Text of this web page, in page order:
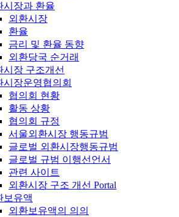
시장과 환율
외환시장
환율
금리 및 환율 동향
외환당국 순거래
시장 구조개선
시장운영협의회
협의회 현황
활동 상황
협의회 규정
서울외환시장 행동규범
글로벌 외환시장행동규범
글로벌 규범 이행선언서
관련 사이트
외환시장 구조 개선 Portal
보유액
외환보유액의 의의